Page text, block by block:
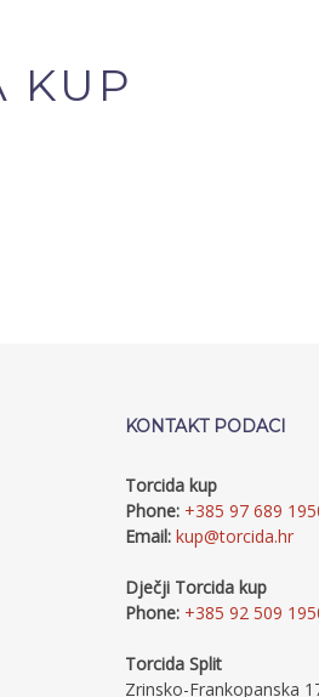
KUP
KONTAKT PODACI
Torcida kup
Phone: +385 97 689
Email: kup@torcida.hr
Dječji Torcida kup
Phone: +385 92 509
Torcida Split
Zrinsko-Frankopanska